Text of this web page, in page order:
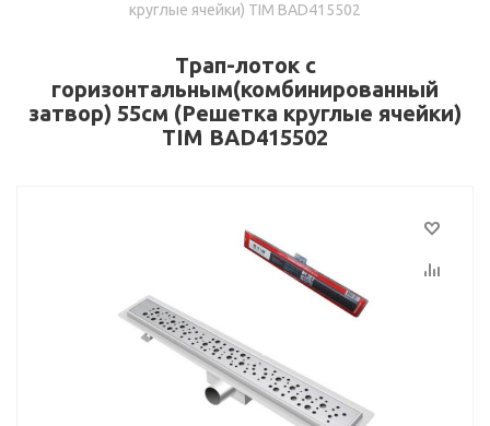
круглые ячейки) TIM BAD415502
Трап-лоток с
горизонтальным(комбинированный
затвор) 55см (Решетка круглые ячейки)
TIM BAD415502